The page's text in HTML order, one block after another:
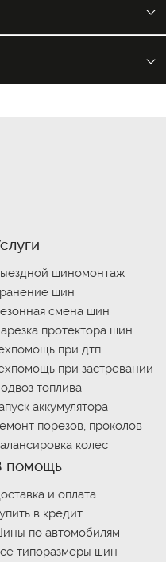
шиномонтаж
шин
смена шин
протектора шин
при дтп
при застревании
топлива
аккумулятора
порезов, проколов
колес
помощь
и оплата
в кредит
по автомобилям
типоразмеры шин